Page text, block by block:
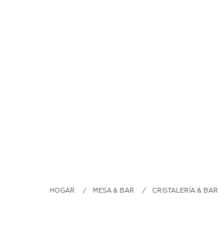
HOGAR MESA & BAR CRISTALERÍA & BAR